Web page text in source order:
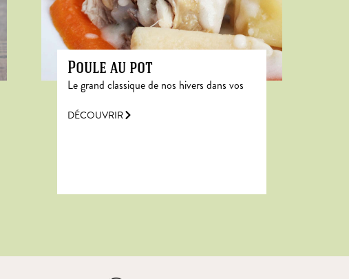
Poule au pot
Le grand classique de nos hivers dans vos
DÉCOUVRIR